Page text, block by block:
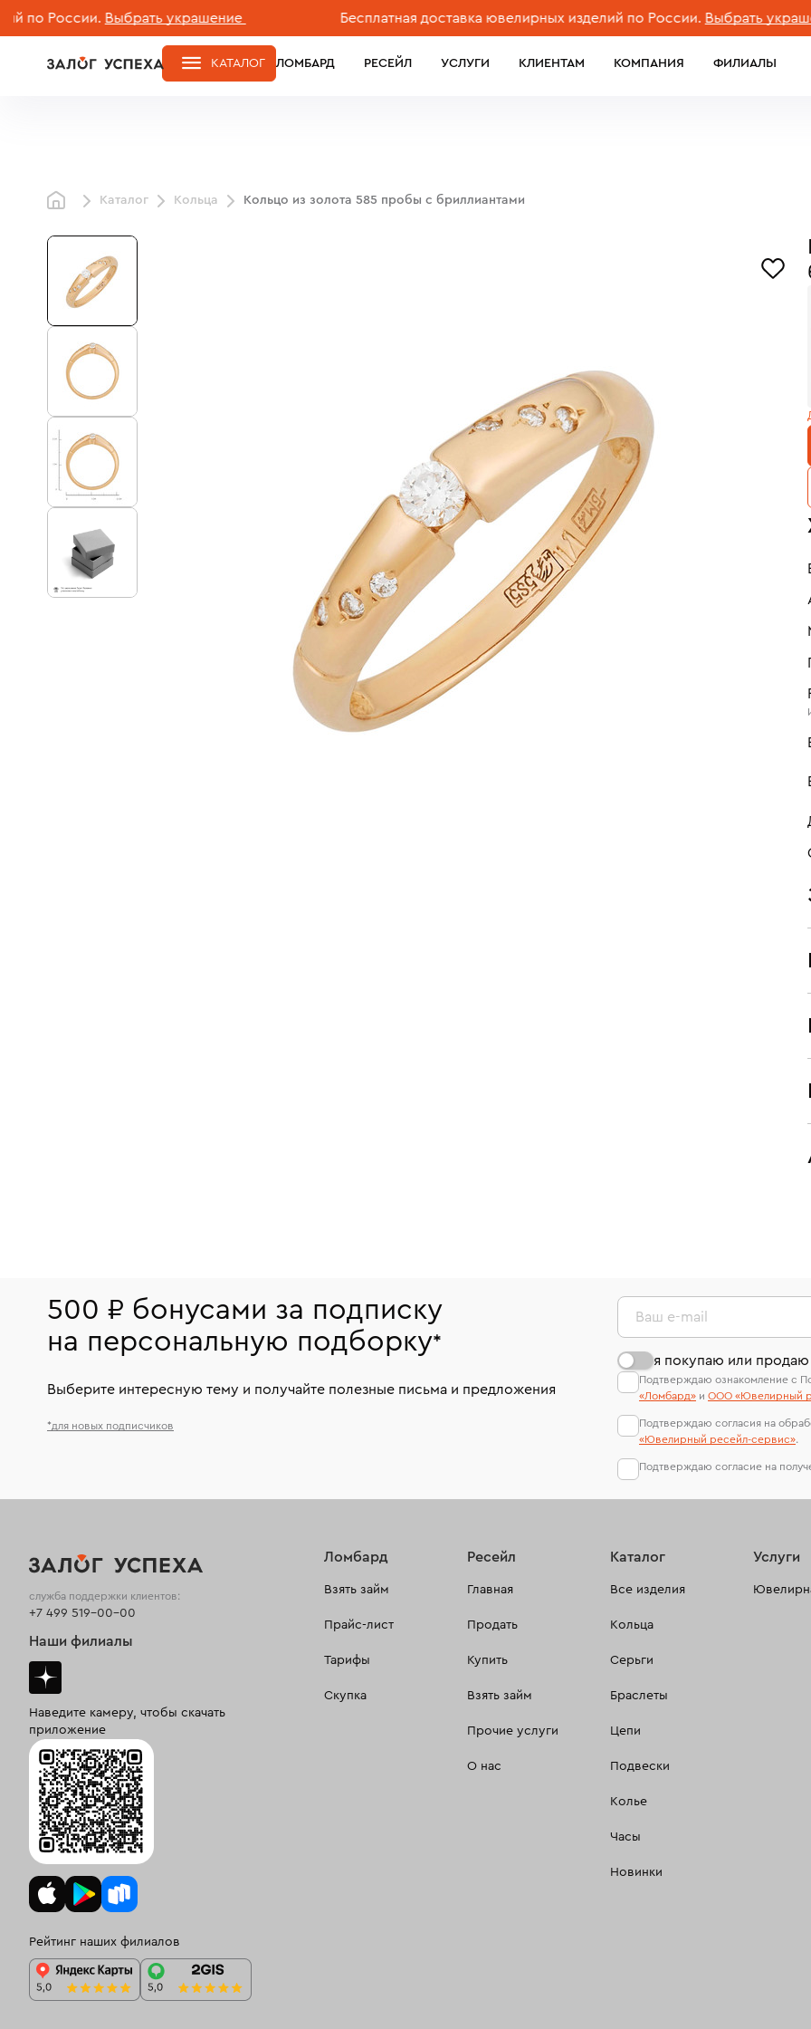
России. Выбрать украшение Бесплатная доставка ювелирных изделий по России. Выбрать украшение
ЛОМБАРД РЕСЕЙЛ УСЛУГИ КЛИЕНТАМ КОМПАНИЯ ФИЛИАЛЫ
КАТАЛОГ
Каталог Кольца Кольцо из золота 585 пробы с бриллиантами
500 ₽ бонусами за подписку
на персональную подборку*
Выберите интересную тему и получайте полезные письма и предложения
*для новых подписчиков
Ваш e-mail
я покупаю или
Подтверждаю ознакомление с
«Ломбард» и ООО «Ювелирный
Подтверждаю согласия на
«Ювелирный ресейл-сервиc».
Подтверждаю согласие на
Ломбард
Взять займ
Прайс-лист
Тарифы
Скупка
Ресейл
Главная
Продать
Купить
Взять займ
Прочие услуги
О нас
Каталог
Все изделия
Кольца
Серьги
Браслеты
Цепи
Подвески
Колье
Часы
Новинки
Услуги
служба поддержки клиентов:
+7 499 519-00-00
Наши филиалы
Наведите камеру, чтобы скачать
приложение
Рейтинг наших филиалов